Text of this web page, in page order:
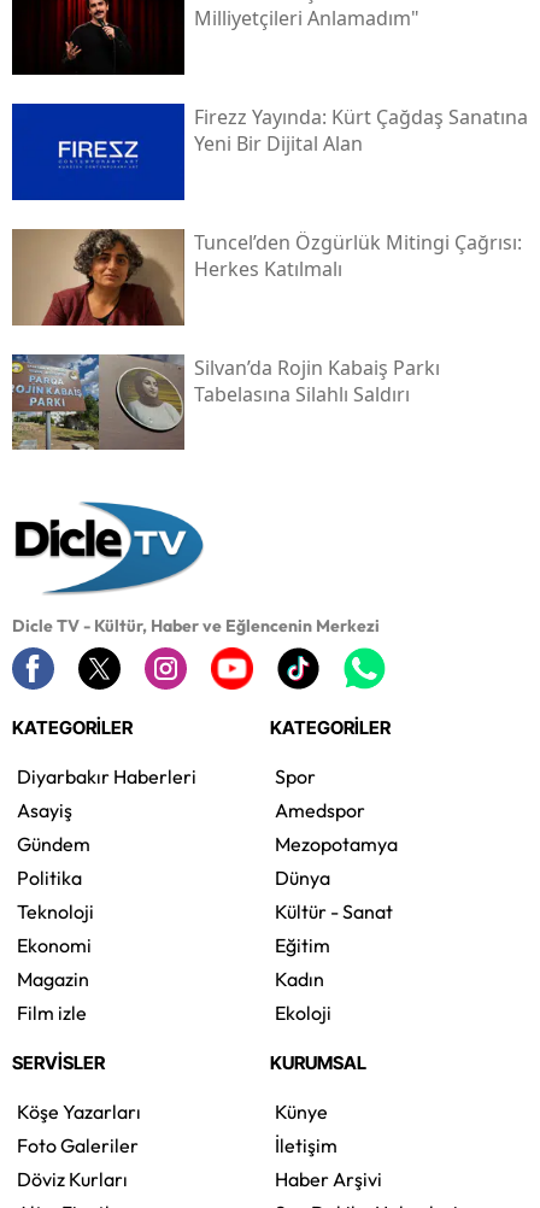
Milliyetçileri Anlamadım"
Firezz Yayında: Kürt Çağdaş Sanatına
Yeni Bir Dijital Alan
Tuncel’den Özgürlük Mitingi Çağrısı:
Herkes Katılmalı
Silvan’da Rojin Kabaiş Parkı
Tabelasına Silahlı Saldırı
Dicle TV - Kültür, Haber ve Eğlencenin Merkezi
KATEGORİLER
Diyarbakır Haberleri
Asayiş
Gündem
Politika
Teknoloji
Ekonomi
Magazin
Film izle
KATEGORİLER
Spor
Amedspor
Mezopotamya
Dünya
Kültür - Sanat
Eğitim
Kadın
Ekoloji
SERVİSLER
Köşe Yazarları
Foto Galeriler
Döviz Kurları
KURUMSAL
Künye
İletişim
Haber Arşivi